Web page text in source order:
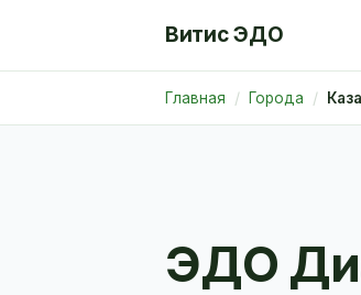
Витис ЭДО
Главная Города
ЭДО